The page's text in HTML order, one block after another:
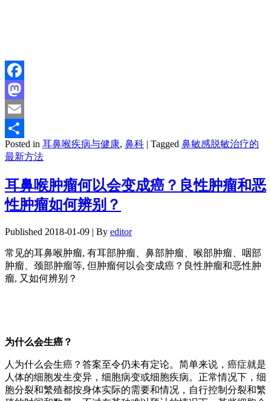
Facebook
Mastodon
Email
分
Posted in 耳鼻喉疾病与健康, 鼻科 | Tagged 鼻敏感脱敏治疗的
最新方法
耳鼻喉肿瘤何以会变成癌？良性肿瘤和恶
性肿瘤如何辨别？
Published 2018-01-09 | By editor
常见的耳鼻喉肿瘤, 有耳部肿瘤、鼻部肿瘤、喉部肿瘤、咽部
肿瘤、颈部肿瘤等, 但肿瘤何以会变成癌？良性肿瘤和恶性肿
瘤, 又如何辨别？
为什么会生癌？
人为什么会生癌？答案至令仍未有定论。简单来说，癌症就是
人体的细胞发生变异，细胞病变或细胞疾病。正常情况下，细
胞分裂和繁殖都按身体实际的需要和情况，自行控制分裂和繁